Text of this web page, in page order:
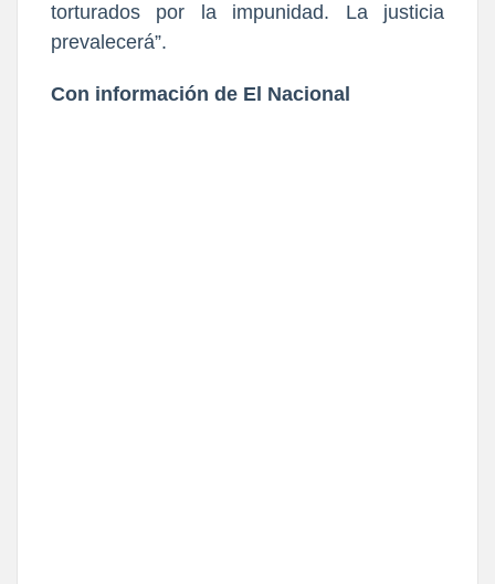
torturados por la impunidad. La justicia
prevalecerá”.
Con información de El Nacional